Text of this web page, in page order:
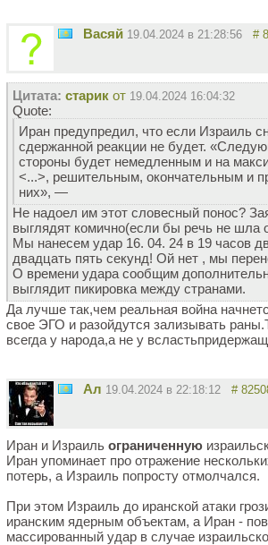
Васяй 19.04.2024 в 21:28:56 #
Цитата: старик от 19.04.2024 16:04:32
Quote:
Иран предупредил, что если Израиль
сдержанной реакции не будет.
стороны будет немедленным и на
<...>, решительным, окончательным и
них», —
Не надоел им этот словесный понос?
выглядят комично(если бы речь не шла
Мы нанесем удар 16. 04. 24 в 19 часов
двадцать пять секунд! Ой нет , мы
О времени удара сообщим
выглядит пикировка между странами.
Да лучше так,чем реальная война
свое ЭГО и разойдутся зализывать
всегда у народа,а не у
Ал 19.04.2024 в 22:18:12 #
Иран и Израиль ограниченную
Иран упоминает про отражение
потерь, а Израиль попросту отмолчался.
При этом Израиль до иранской атаки
иранским ядерным объектам, а Иран -
массированный удар в случае